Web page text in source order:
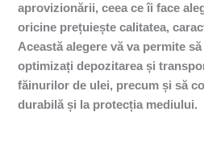
aprovizionării, ceea ce îi face
oricine prețuiește calitatea,
Această alegere vă va permite
optimizați depozitarea și
făinurilor de ulei, precum și să
durabilă și la protecția mediului.